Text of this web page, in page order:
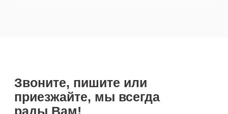
Свяжитесь с нами удобным
для Вас способом
Остались вопросы?